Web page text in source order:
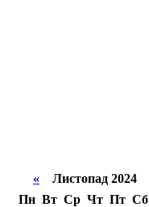
« Листопад 2024
Пн Вт Ср Чт Пт Сб